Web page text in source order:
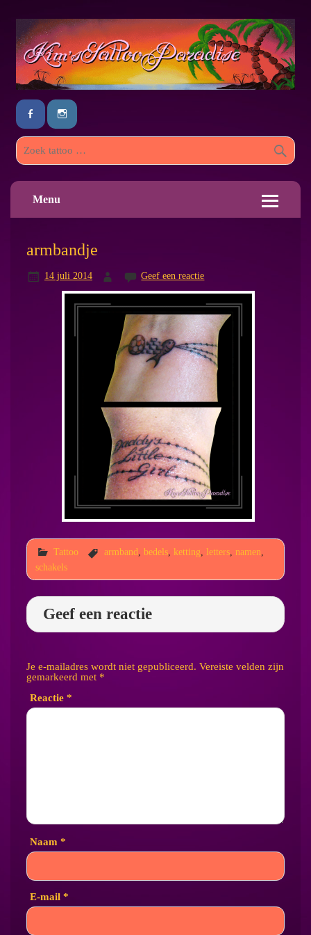
Menu
armbandje
14 juli 2014 Geef een reactie
Tattoo armband bedels, ketting letters, namen
schakels
Geef een reactie
Je e-mailadres wordt niet gepubliceerd. Vereiste velden zijn
gemarkeerd met *
Reactie *
Naam *
E-mail *